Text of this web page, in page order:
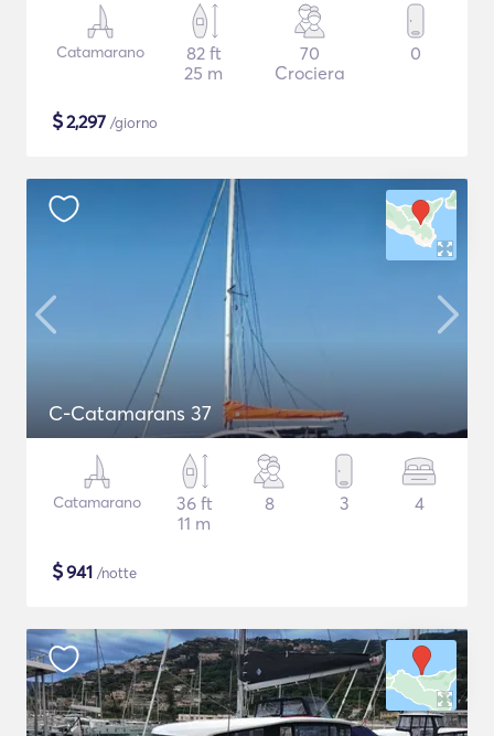
Catamarano
82 ft
25 m
70
Crociera
0
$2,297 /giorno
C-Catamarans 37
Catamarano
36 ft
11 m
8 3 4
$941 /notte